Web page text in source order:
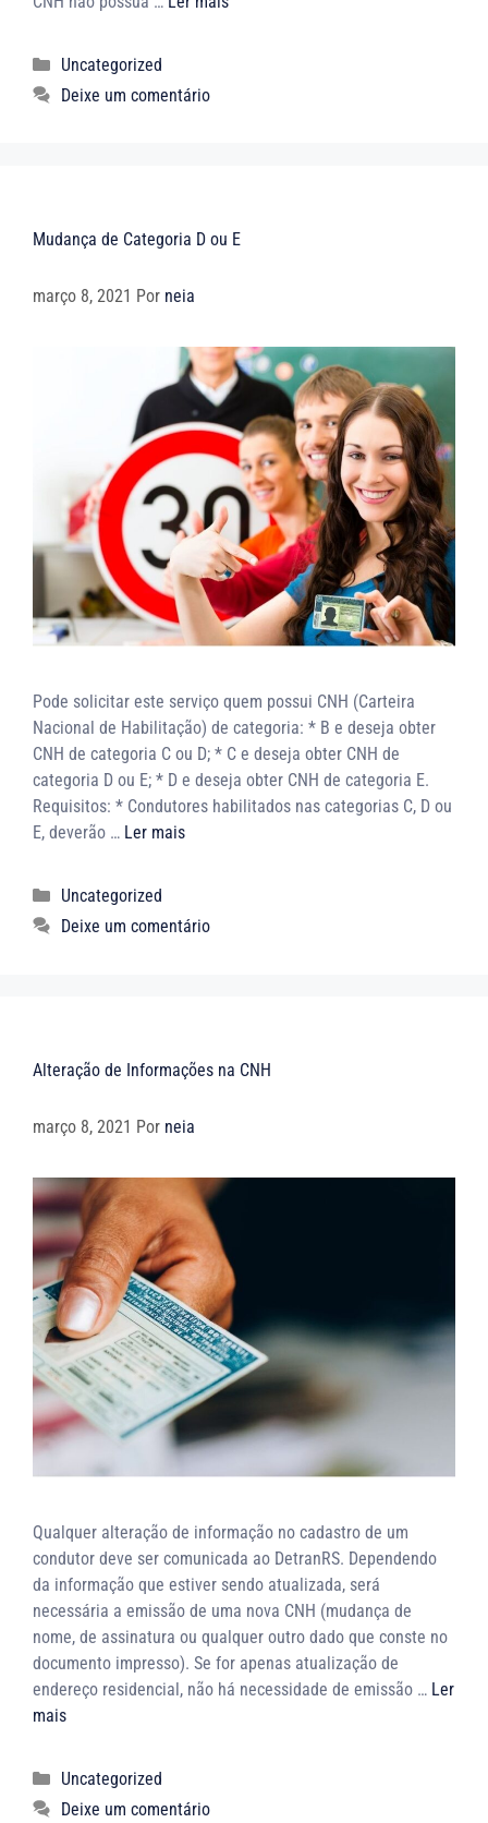
Uncategorized
Deixe um comentário
Mudança de Categoria D ou E
março 8, 2021 Por neia
Pode solicitar este serviço quem possui CNH (Carteira
Nacional de Habilitação) de categoria: * B e deseja obter
CNH de categoria C ou D; * C e deseja obter CNH de
categoria D ou E; * D e deseja obter CNH de categoria E.
Requisitos: * Condutores habilitados nas categorias C, D ou
E, deverão … Ler mais
Uncategorized
Deixe um comentário
Alteração de Informações na CNH
março 8, 2021 Por neia
Qualquer alteração de informação no cadastro de um
condutor deve ser comunicada ao DetranRS. Dependendo
da informação que estiver sendo atualizada, será
necessária a emissão de uma nova CNH (mudança de
nome, de assinatura ou qualquer outro dado que conste no
documento impresso). Se for apenas atualização de
endereço residencial, não há necessidade de emissão … Ler
mais
Uncategorized
Deixe um comentário